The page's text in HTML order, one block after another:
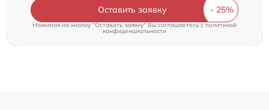
Оставить заявку
Нажимая на кнопку "Оставить заявку" Вы соглашаетесь cполитикой
конфиденциальности